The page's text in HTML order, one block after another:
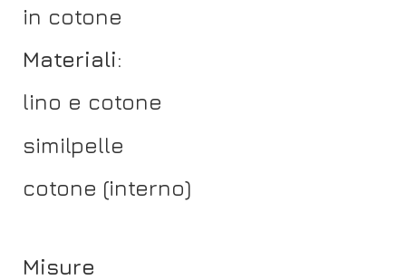
in cotone
Materiali:
lino e cotone
similpelle
cotone (interno)
Misure